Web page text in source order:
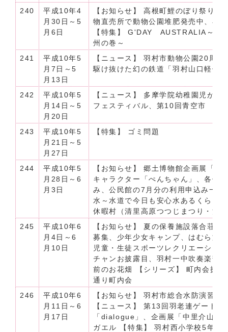
240
平成10年4
月30日～5
月6日
【お知らせ】 高根町鯉のぼり祭り
物直売所で動物公園堆肥発売中、小
【特集】 G'DAY AUSTRALIA～羽
州の巻～
241
平成10年5
月7日～5
月13日
【ニュース】 羽村市動物公園20周
駆け抜けた幻の鉄道「羽村山口軽便
242
平成10年5
月14日～5
月20日
【ニュース】 多摩学院幼稚園児が
フェスティバル、第10回青空市 【
243
平成10年5
月21日～5
月27日
【特集】 ゴミ問題
244
平成10年5
月28日～6
月3日
【お知らせ】 郷土博物館企画展「
キャラクター「ぺんちゃん」、各保
み、公民館の7月分の利用申込み一
水～水道で今日も安心水あるくらし
休暇村（清里高原つつじまつり・清
245
平成10年6
月4日～6
月10日
【お知らせ】 夏の保養施設落合荘
募集、少年少女キャンプ、はむら文
児童・生徒スポーツレクリエーショ
チャンお披露目、羽村一中吹奏楽部
前のお花畑 【シリーズ】 町内会探
通り町内会
246
平成10年6
月11日～6
月17日
【お知らせ】 羽村市総合水防演習
【ニュース】 第13回羽老連ゲート
「dialogue」、企画展「中里介山へ
ガエル 【特集】 羽村西小学校5年生